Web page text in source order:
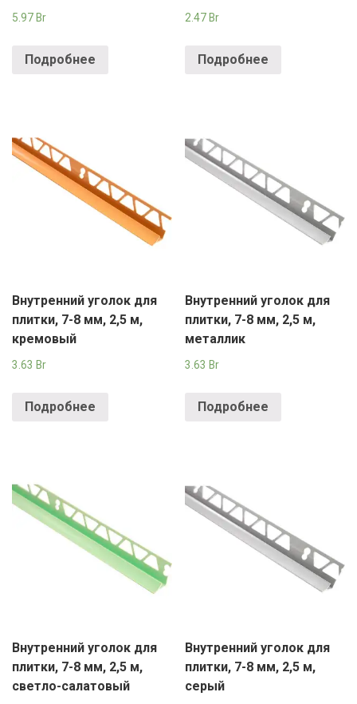
5.97 Br
Подробнее
2.47 Br
Подробнее
Внутренний уголок для
плитки, 7-8 мм, 2,5 м,
кремовый
3.63 Br
Подробнее
Внутренний уголок для
плитки, 7-8 мм, 2,5 м,
металлик
3.63 Br
Подробнее
Внутренний уголок для
плитки, 7-8 мм, 2,5 м,
светло-салатовый
Внутренний уголок для
плитки, 7-8 мм, 2,5 м,
серый